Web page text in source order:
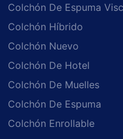
Colchón De Espuma
Colchón Híbrido
Colchón Nuevo
Colchón De Hotel
Colchón De Muelles
Colchón De Espuma
Colchón Enrollable